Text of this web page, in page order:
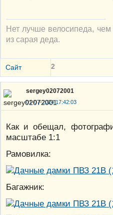
Нет лучше велосипеда, чем
из сарая деда.
Сайт 2
sergey02072001
01-07-2024 17:42:03
Как и обещал,
масштабе 1:1
Рамовилка:
Багажник: